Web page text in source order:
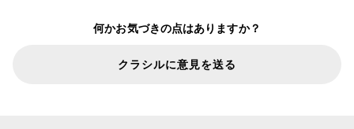
何かお気づきの点はありますか？
クラシルに意見を送る